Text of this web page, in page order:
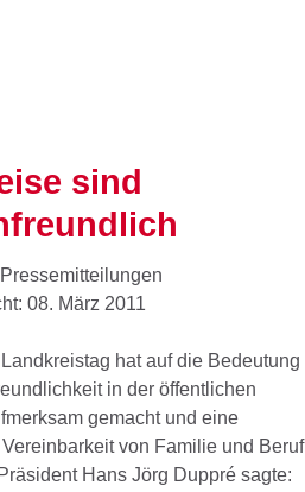
sind
Pressemitteilungen
08. März 2011
hat auf die Bedeutung
in der öffentlichen
gemacht und eine
von Familie und Beruf
Hans Jörg Duppré sagte: